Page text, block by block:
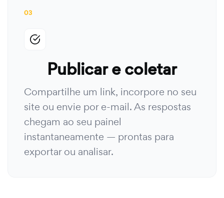
03
Publicar e coletar
Compartilhe um link, incorpore no seu
site ou envie por e-mail. As respostas
chegam ao seu painel
instantaneamente — prontas para
exportar ou analisar.